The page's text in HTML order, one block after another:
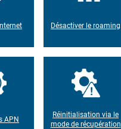
Désactiver le roaming
APN
Réinitialisation via le
mode de récupération